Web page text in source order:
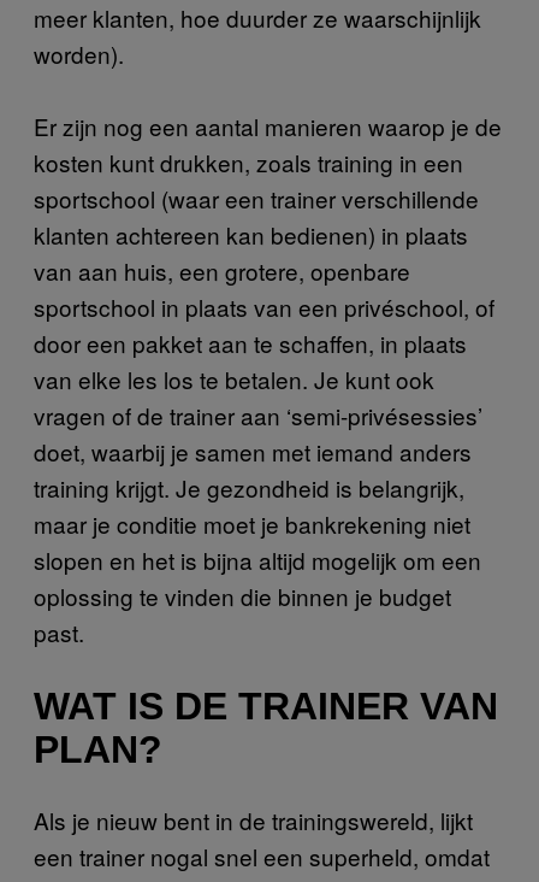
meer klanten, hoe duurder ze waarschijnlijk
worden).
Er zijn nog een aantal manieren waarop je de
kosten kunt drukken, zoals training in een
sportschool (waar een trainer verschillende
klanten achtereen kan bedienen) in plaats
van aan huis, een grotere, openbare
sportschool in plaats van een privéschool, of
door een pakket aan te schaffen, in plaats
van elke les los te betalen. Je kunt ook
vragen of de trainer aan ‘semi-privésessies’
doet, waarbij je samen met iemand anders
training krijgt. Je gezondheid is belangrijk,
maar je conditie moet je bankrekening niet
slopen en het is bijna altijd mogelijk om een
oplossing te vinden die binnen je budget
past.
WAT IS DE TRAINER VAN
PLAN?
Als je nieuw bent in de trainingswereld, lijkt
een trainer nogal snel een superheld, omdat